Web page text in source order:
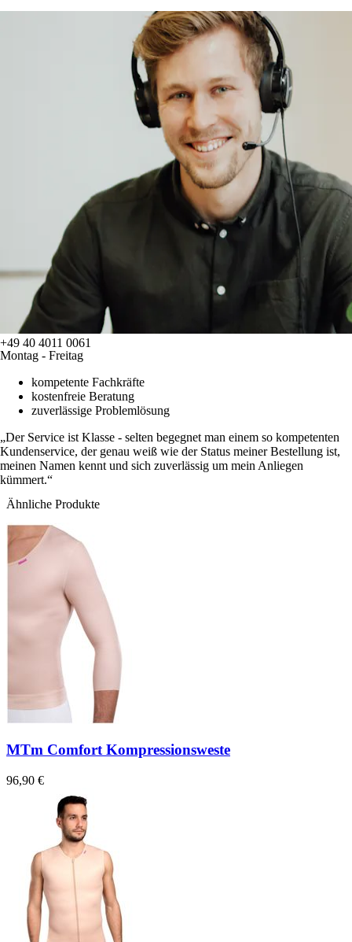
+49 40 4011 0061
Montag - Freitag
kompetente Fachkräfte
kostenfreie Beratung
zuverlässige Problemlösung
Der Service ist Klasse - selten begegnet man einem so kompetenten
Kundenservice, der genau weiß wie der Status meiner Bestellung ist,
meinen Namen kennt und sich zuverlässig um mein Anliegen
kümmert.
Ähnliche Produkte
MTm Comfort Kompressionsweste
96,90 €